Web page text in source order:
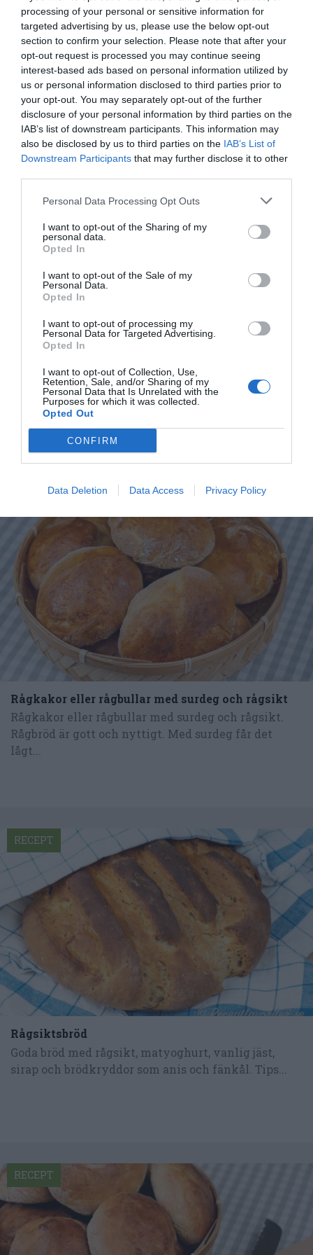
processing of your personal or sensitive information for
targeted advertising by us, please use the below opt-out
section to confirm your selection. Please note that after your
opt-out request is processed you may continue seeing
interest-based ads based on personal information utilized by
us or personal information disclosed to third parties prior to
your opt-out. You may separately opt-out of the further
disclosure of your personal information by third parties on the
IAB’s list of downstream participants. This information may
also be disclosed by us to third parties on the IAB’s List of
Downstream Participants that may further disclose it to other
Personal Data Processing Opt Outs
I want to opt-out of the Sharing of my
personal data.
Opted In
I want to opt-out of the Sale of my
Personal Data.
Opted In
I want to opt-out of processing my
Personal Data for Targeted Advertising.
Opted In
I want to opt-out of Collection, Use,
Retention, Sale, and/or Sharing of my
Personal Data that Is Unrelated with the
Purposes for which it was collected.
Opted Out
CONFIRM
Data Deletion Data Access Privacy Policy
smaker - noviser som hemmakockar. Alla recept
har jag provlagat, skrivit och fotat så att du ska
kunna laga dem med bästa resultat hemma. Läs mer
om mig
Tillbehör och liknande:
Ett grundrecept på surdeg med rågmjöl som du kan
använda att baka rågbröd, rågbullar eller
rågbaguetter...
Rågkakor eller rågbullar med surdeg och rågsikt
Rågkakor eller rågbullar med surdeg och rågsikt.
Rågbröd är gott och nyttigt. Med surdeg får det
lågt...
Rågsiktsbröd
Goda bröd med rågsikt, matyoghurt, vanlig jäst,
sirap och brödkryddor som anis och fänkål. Tips...
RECEPT
RECEPT